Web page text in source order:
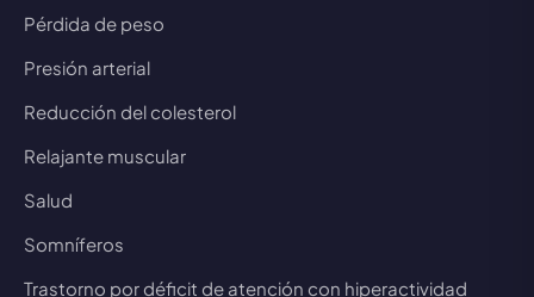
Pérdida de peso
Presión arterial
Reducción del colesterol
Relajante muscular
Salud
Somníferos
Trastorno por déficit de atención con hiperactividad